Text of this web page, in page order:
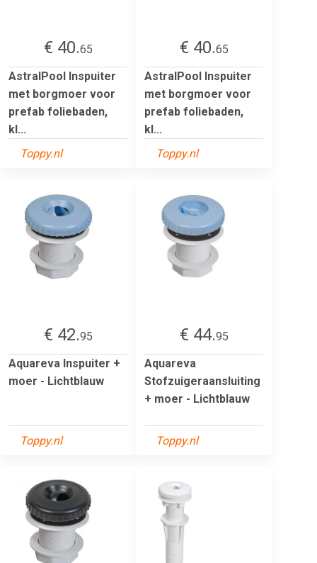
€ 40.65
AstralPool Inspuiter
met borgmoer voor
prefab foliebaden,
kl...
Toppy.nl
€ 40.65
AstralPool Inspuiter
met borgmoer voor
prefab foliebaden,
kl...
Toppy.nl
€ 42.95
Aquareva Inspuiter +
moer - Lichtblauw
Toppy.nl
€ 44.95
Aquareva
Stofzuigeraansluiting
+ moer - Lichtblauw
Toppy.nl